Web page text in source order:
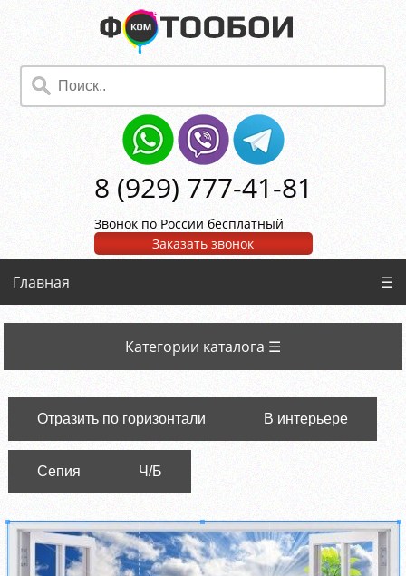
8 (929) 777-41-81
Звонок по России бесплатный
Заказать звонок
Главная ☰
Категории каталога ☰
Отразить по горизонтали В интерьере
Сепия Ч/Б